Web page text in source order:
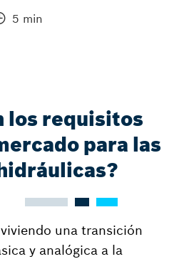
5 min
los requisitos
para las
una transición
y analógica a la